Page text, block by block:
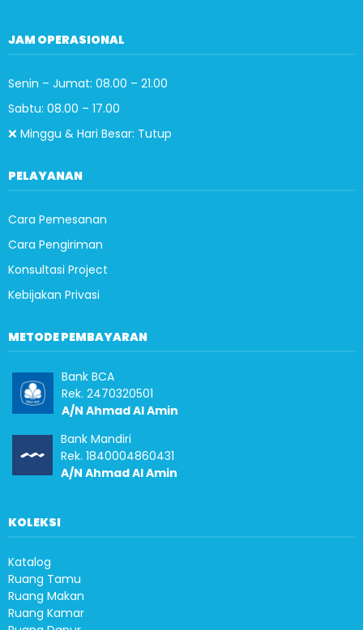
JAM OPERASIONAL
Senin – Jumat: 08.00 – 21.00
Sabtu: 08.00 – 17.00
❌ Minggu & Hari Besar: Tutup
PELAYANAN
Cara Pemesanan
Cara Pengiriman
Konsultasi Project
Kebijakan Privasi
METODE PEMBAYARAN
Bank BCA
Rek. 2470320501
A/N Ahmad Al Amin
Bank Mandiri
Rek. 1840004860431
A/N Ahmad Al Amin
KOLEKSI
Katalog
Ruang Tamu
Ruang Makan
Ruang Kamar